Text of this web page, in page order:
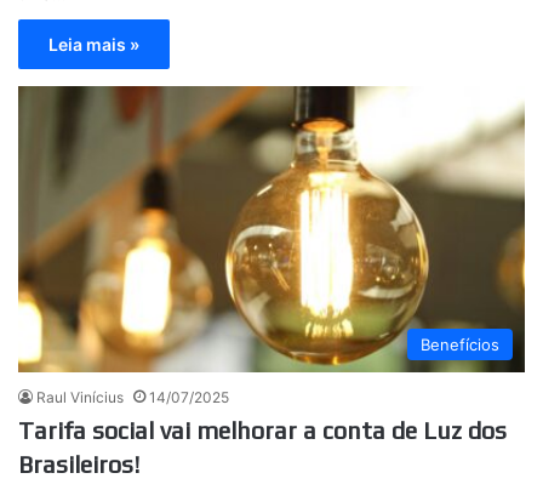
Leia mais »
Benefícios
Raul Vinícius 14/07/2025
Tarifa social vai melhorar a conta de Luz dos
Brasileiros!